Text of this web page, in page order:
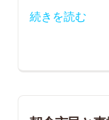
続きを読む